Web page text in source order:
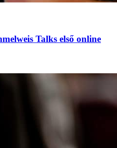
Talks első online